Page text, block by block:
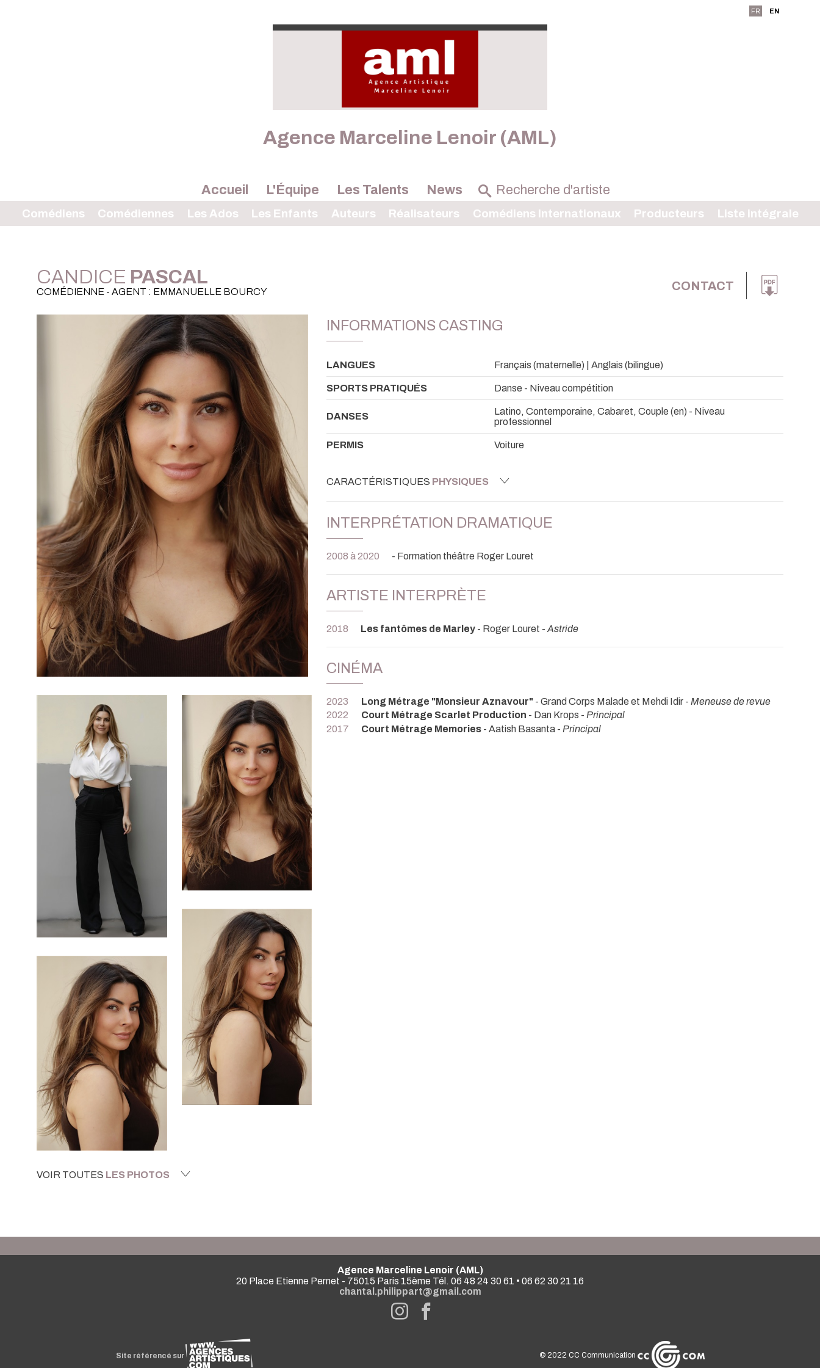
FR EN
Agence Marceline Lenoir (AML)
Accueil L'Équipe Les Talents
Comédiens Comédiennes Les Ados Les Enfants Auteurs Réalisateurs Comédiens Internationaux Producteurs Liste intégrale
News
CANDICE PASCAL
COMÉDIENNE - AGENT : EMMANUELLE BOURCY CONTACT
VOIR TOUTES LES PHOTOS
INFORMATIONS CASTING
LANGUES Français (maternelle) | Anglais (bilingue)
SPORTS PRATIQUÉS Danse - Niveau compétition
DANSES
Latino, Contemporaine, Cabaret, Couple (en) - Niveau
professionnel
PERMIS Voiture
CARACTÉRISTIQUES PHYSIQUES
INTERPRÉTATION DRAMATIQUE
2008 à 2020 - Formation théâtre Roger Louret
ARTISTE INTERPRÈTE
2018 Les fantômes de Marley - Roger Louret - Astride
CINÉMA
2023 Long Métrage "Monsieur Aznavour" - Grand Corps Malade et Mehdi Idir - Meneuse de revue
2022
Court Métrage Scarlet Production - Dan Krops - Principal
2017
Court Métrage Memories - Aatish Basanta - Principal
Agence Marceline Lenoir (AML)
20 Place Etienne Pernet - 75015 Paris 15ème Tél. 06 48 24 30 61 • 06 62 30 21 16
chantal.philippart@gmail.com
Site référencé sur © 2022 CC Communication